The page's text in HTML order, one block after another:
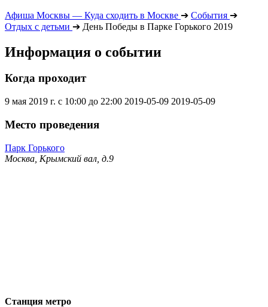
Афиша Москвы — Куда сходить в Москве ➔ События ➔
Отдых с детьми ➔ День Победы в Парке Горького 2019
Информация о событии
Когда проходит
9 мая 2019 г. с 10:00 до 22:00 2019-05-09 2019-05-09
Место проведения
Парк Горького
Москва, Крымский вал, д.9
Станция метро